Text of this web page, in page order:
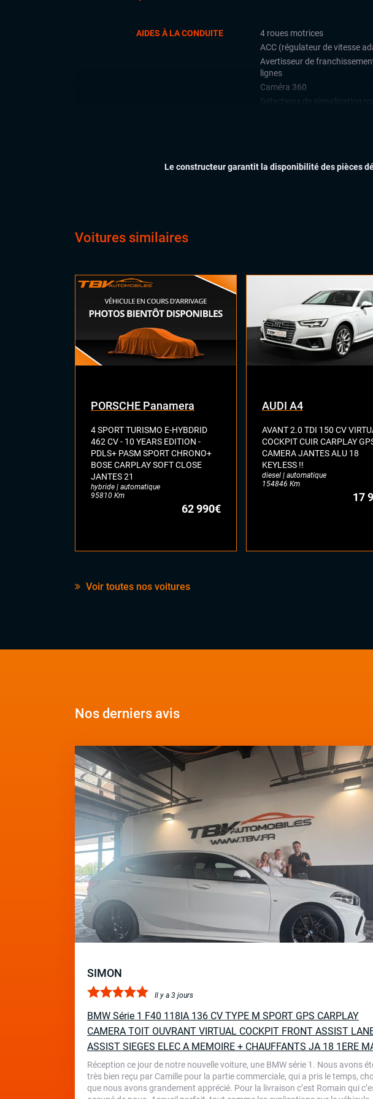
AIDES À LA CONDUITE
4 roues motrices
ACC (régulateur de vitesse
Avertisseur de
lignes
Caméra 360
Détections de signalisation
Régulateur de vitesse
Réglage électrique des
Sièges chauffants
Sièges électriques à mémoire
Sièges ventilés
Virtual cockpit (live cockpit,
Le constructeur garantit la disponibilité des pièces
Voitures similaires
PORSCHE Panamera
4 SPORT TURISMO E-HYBDRID
462 CV - 10 YEARS EDITION -
PDLS+ PASM SPORT CHRONO+
BOSE CARPLAY SOFT CLOSE
JANTES 21
hybride | automatique
95810 Km
62 990€
AUDI A4
AVANT 2.0 TDI 150 CV
COCKPIT CUIR CARPLAY
CAMERA JANTES ALU 18
KEYLESS !!
diesel | automatique
154846 Km
17
Voir toutes nos voitures
Nos derniers avis
SIMON
Il y a 3 jours
BMW Série 1 F40 118IA 136 CV TYPE M SPORT GPS CARPLAY
CAMERA TOIT OUVRANT VIRTUAL COCKPIT FRONT ASSIST
ASSIST SIEGES ELEC A MEMOIRE + CHAUFFANTS JA 18 1ERE
Réception ce jour de notre nouvelle voiture, une BMW série 1. Nous avons
très bien reçu par Camille pour la partie commerciale, qui a pris le temps,
que nous avons grandement apprécié. Pour la livraison c’est Romain qui